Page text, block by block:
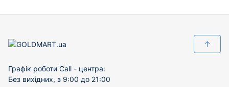
↑
Графік роботи Call - центра:
Без вихідних, з 9:00 до 21:00